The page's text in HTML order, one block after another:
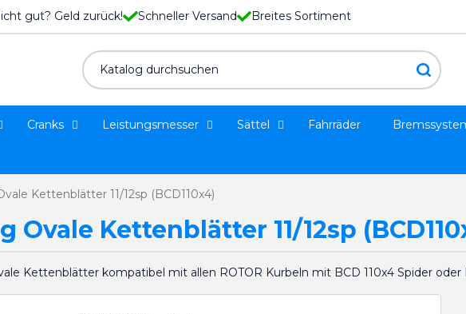
gut? Geld zurück! Schneller Versand Breites Sortiment
Cranks Leistungsmesser Sättel Fahrräder
Kettenblätter 11/12sp (BCD110x4)
Ovale Kettenblätter 11/12sp
Kettenblätter kompatibel mit allen ROTOR Kurbeln mit BCD 110x4 Spider